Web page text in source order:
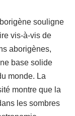
souligne
vis-à-vis de
aborigènes,
base solide
monde. La
montre que la
les sombres